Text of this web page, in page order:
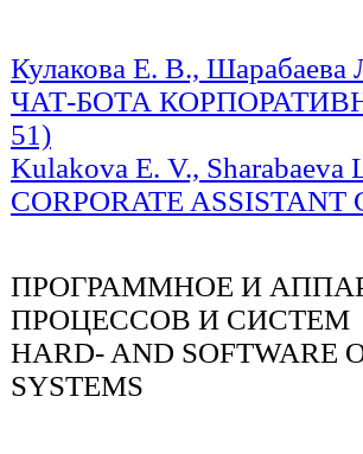
Кулакова Е. В.,
ЧАТ-БОТА
51)
Kulakova E. V.,
CORPORATE ASSISTANT
ПРОГРАММНОЕ И
ПРОЦЕССОВ И СИСТЕМ
HARD- AND SOFTWARE
SYSTEMS